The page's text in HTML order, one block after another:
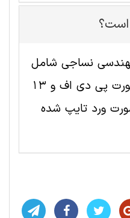
نساجی شامل
7 صفحه انگلیسی به صورت پی دی اف و 13
ورد تایپ شده